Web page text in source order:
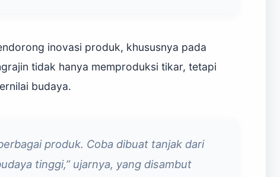
inovasi produk, khususnya pada
tidak hanya memproduksi tikar, tetapi
budaya.
produk. Coba dibuat tanjak dari
tinggi,” ujarnya, yang disambut